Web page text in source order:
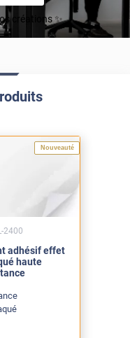
créations ✨
Nouveauté
adhésif effet
haute
2400